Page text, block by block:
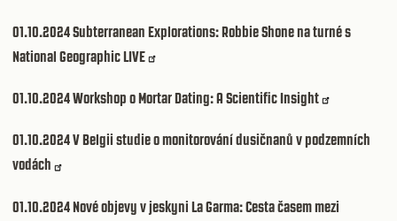
01.10.2024Subterranean Explorations: Robbie Shone na turné s
National Geographic LIVE
01.10.2024Workshop o Mortar Dating: A Scientific Insight
01.10.2024V Belgii studie o monitorování dusičnanů v podzemních
vodách
01.10.2024Nové objevy v jeskyni La Garma: Cesta časem mezi